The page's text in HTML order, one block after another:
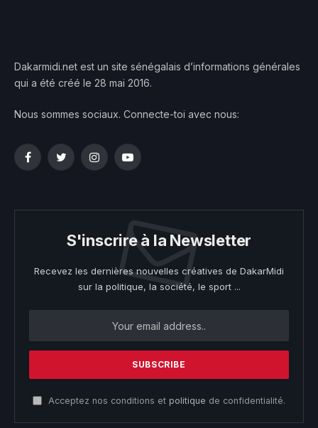
Dakarmidi.net est un site sénégalais d’informations générales
qui a été créé le 28 mai 2016.
Nous sommes sociaux. Connecte-toi avec nous:
FacebookTwitterInstagramYouTube
S'inscrire à la Newsletter
Recevez les dernières nouvelles créatives de DakarMidi
sur la politique, la société, le sport ...
Acceptez nos conditions et politique de confidentialité.